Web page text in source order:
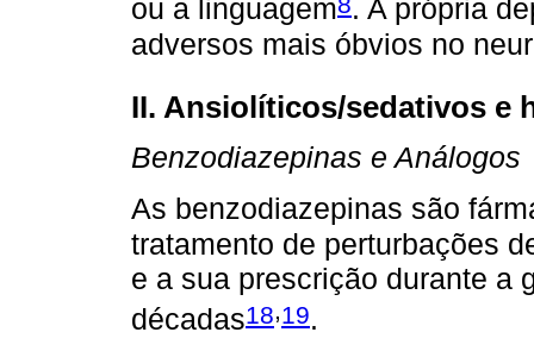
ou a linguagem . A própria
adversos mais óbvios no
II. Ansiolíticos/sedativos e
Benzodiazepinas e Análogos
As benzodiazepinas são
tratamento de perturbações
e a sua prescrição durante a
décadas18,19.